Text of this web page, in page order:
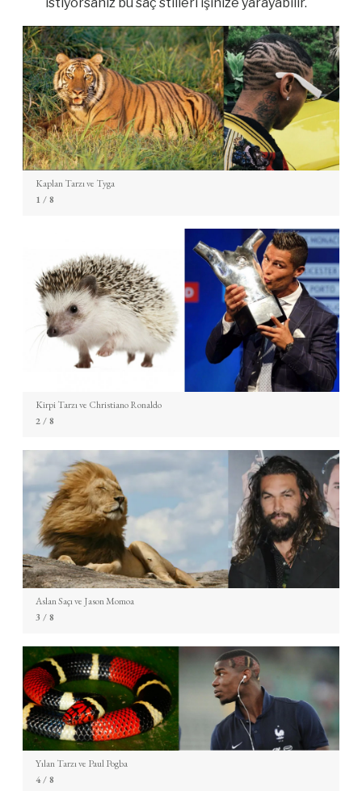
Kaplan Tarzı ve Tyga
1 / 8
Kirpi Tarzı ve Christiano Ronaldo
2/ 8
Aslan Saçı ve Jason Momoa
3 / 8
Yılan Tarzı ve Paul Pogba
4/ 8